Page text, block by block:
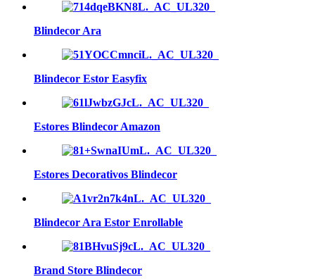
Blindecor Ara
Blindecor Estor Easyfix
Estores Blindecor Amazon
Estores Decorativos Blindecor
Blindecor Ara Estor Enrollable
Brand Store Blindecor